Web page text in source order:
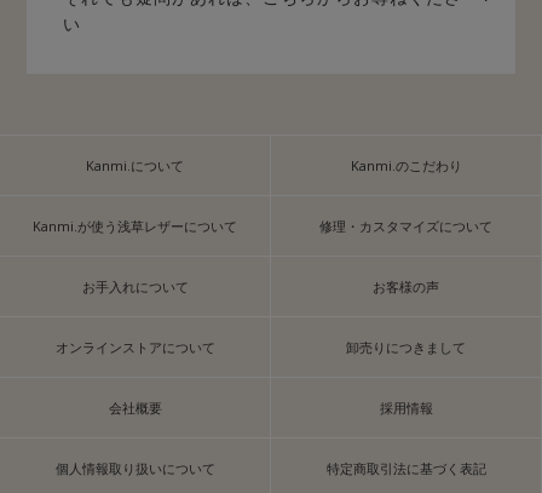
い
Kanmi.について Kanmi.のこだわり
Kanmi.が使う浅草レザーについて 修理・カスタマイズについて
お手入れについて お客様の声
オンラインストアについて 卸売りにつきまして
会社概要 採用情報
個人情報取り扱いについて 特定商取引法に基づく表記